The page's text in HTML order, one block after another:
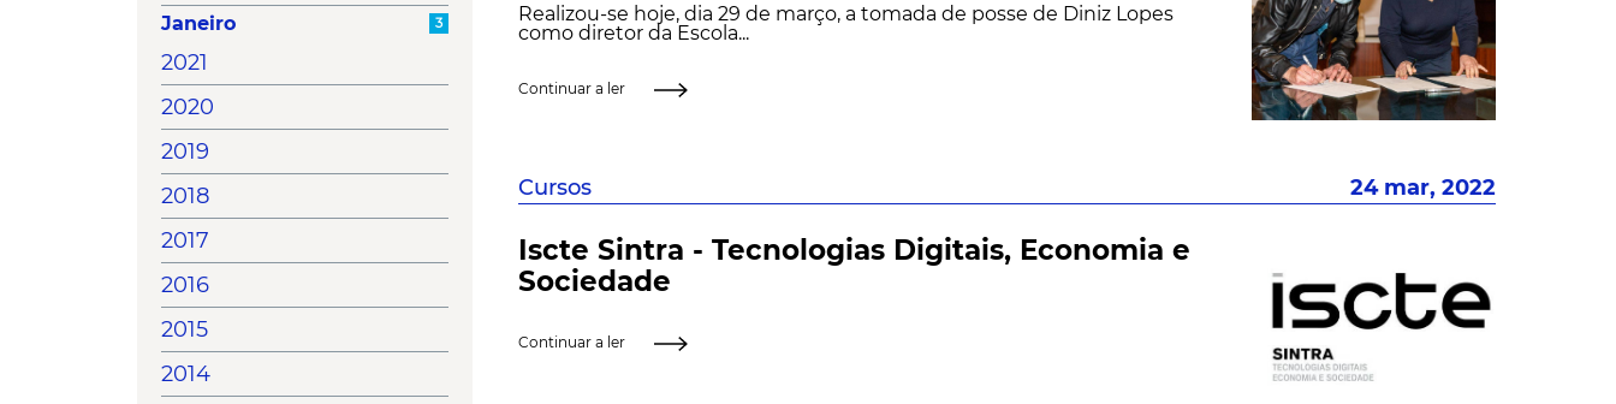
Janeiro 3
2021
2020
2019
2018
2017
2016
2015
2014
Realizou-se hoje, dia 29 de março, a tomada de posse de Diniz Lopes
como diretor da Escola...
Continuar a ler
Cursos 24 mar, 2022
Iscte Sintra - Tecnologias Digitais, Economia e
Sociedade
Continuar a ler